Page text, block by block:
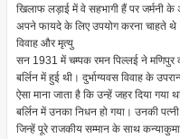
खिलाफ लड़ाई में वे सहभागी हैं पर जर्मनी के
अपने फायदे के लिए उपयोग करना चाहते
विवाह और मृत्यु
सन 1931 में चम्पक रमन पिल्लई ने मणिपुर
बर्लिन में हुई थी। दुर्भाग्यवस विवाह के
ऐसा माना जाता है कि उन्हें जहर दिया
बर्लिन में उनका निधन हो गया। उनकी
जिन्हें पूरे राजकीय सम्मान के साथ